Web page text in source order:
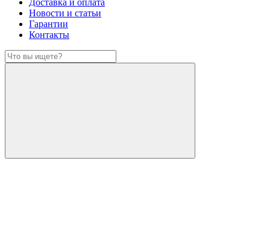
Доставка и оплата
Новости и статьи
Гарантии
Контакты